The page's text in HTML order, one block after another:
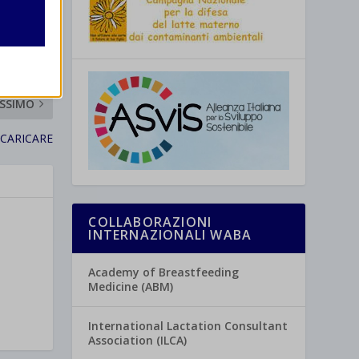
COLLABORAZIONI
INTERNAZIONALI WABA
Academy of Breastfeeding
Medicine (ABM)
International Lactation Consultant
Association (ILCA)